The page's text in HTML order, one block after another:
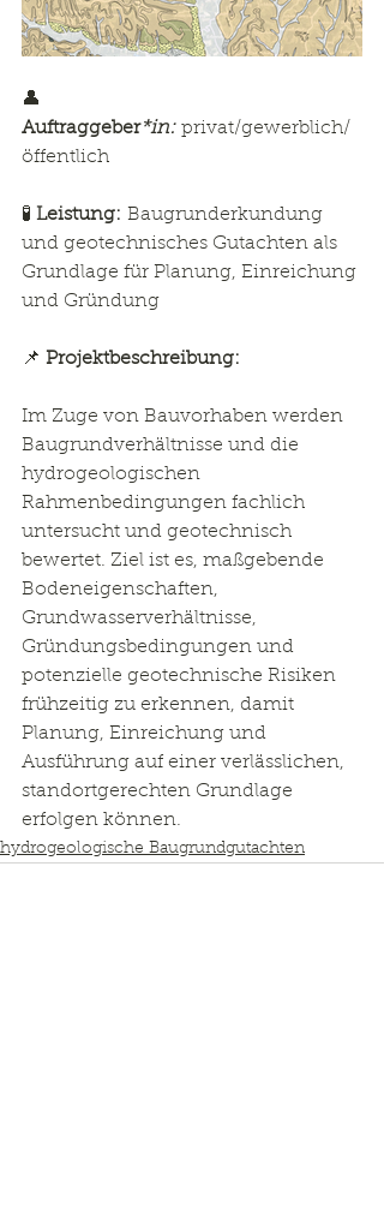
👤
Auftraggeber*in: privat/gewerblich/
öffentlich
🧪 Leistung: Baugrunderkundung
und geotechnisches Gutachten als
Grundlage für Planung, Einreichung
und Gründung
📌 Projektbeschreibung:
Im Zuge von Bauvorhaben werden
Baugrundverhältnisse und die
hydrogeologischen
Rahmenbedingungen fachlich
untersucht und geotechnisch
bewertet. Ziel ist es, maßgebende
Bodeneigenschaften,
Grundwasserverhältnisse,
Gründungsbedingungen und
potenzielle geotechnische Risiken
frühzeitig zu erkennen, damit
Planung, Einreichung und
Ausführung auf einer verlässlichen,
standortgerechten Grundlage
erfolgen können.
hydrogeologische Baugrundgutachten